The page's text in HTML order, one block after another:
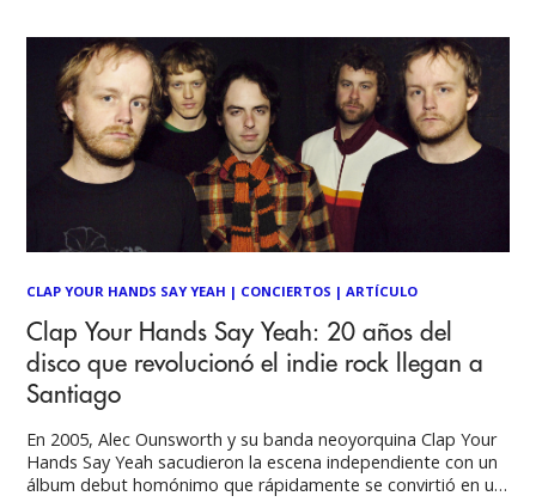
CLAP YOUR HANDS SAY YEAH | CONCIERTOS |ARTÍCULO
Clap Your Hands Say Yeah: 20 años del
disco que revolucionó el indie rock llegan a
Santiago
En 2005, Alec Ounsworth y su banda neoyorquina Clap Your
Hands Say Yeah sacudieron la escena independiente con un
álbum debut homónimo que rápidamente se convirtió en un